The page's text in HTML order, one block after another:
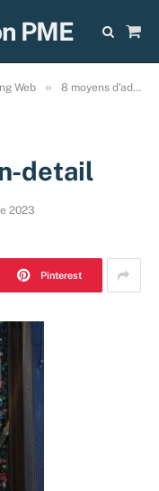
Cart
Web » 8 moyens d’adapter son site Web pour vendre !
detail
2023
Pinterest